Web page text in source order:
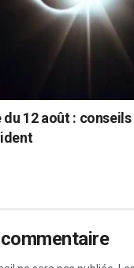
du 12 août :